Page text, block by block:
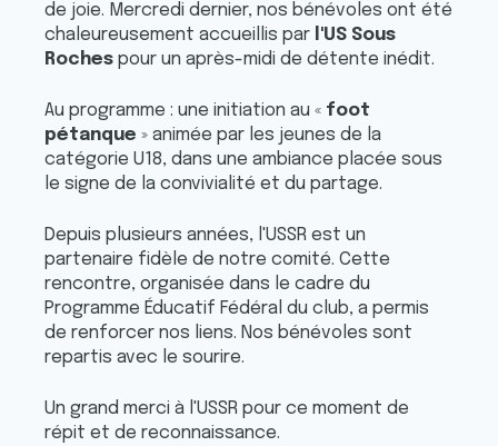
de joie. Mercredi dernier, nos bénévoles ont été
chaleureusement accueillis par l'US Sous
Roches pour un après-midi de détente inédit.
Au programme : une initiation au « foot
pétanque » animée par les jeunes de la
catégorie U18, dans une ambiance placée sous
le signe de la convivialité et du partage.
Depuis plusieurs années, l'USSR est un
partenaire fidèle de notre comité. Cette
rencontre, organisée dans le cadre du
Programme Éducatif Fédéral du club, a permis
de renforcer nos liens. Nos bénévoles sont
repartis avec le sourire.
Un grand merci à l'USSR pour ce moment de
répit et de reconnaissance.